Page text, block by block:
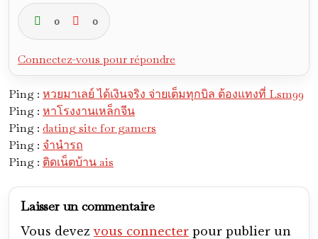
0 0
Connectez-vous pour répondre
Ping : หวยมาเลย์ ได้เงินจริง จ่ายเต็มทุกบิล ต้องแทงที่ Lsm99
Ping : หาโรงงานเหล็กจีน
Ping : dating site for gamers
Ping : จำนำรถ
Ping : ติดเน็ตบ้าน ais
Laisser un commentaire
Vous devezvous connecter pour publier un